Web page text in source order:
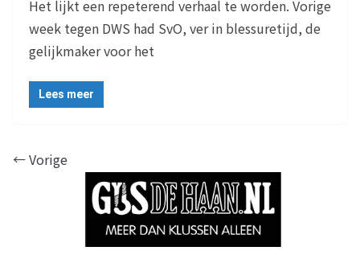
Het lijkt een repeterend verhaal te worden. Vorige
week tegen DWS had SvO, ver in blessuretijd, de
gelijkmaker voor het
Lees meer
← Vorige